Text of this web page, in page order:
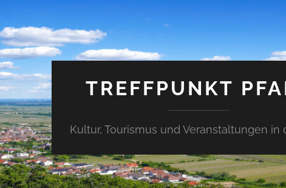
TREFFPUNKT
Kultur, Tourismus und Veranstaltungen in